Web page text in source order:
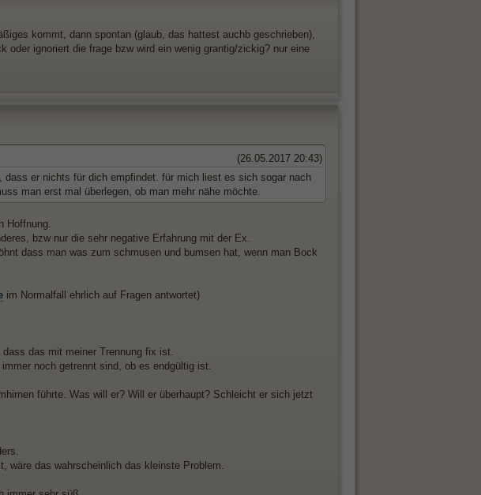
kommt, dann spontan (glaub, das hattest auchb geschrieben),
oder ignoriert die frage bzw wird ein wenig grantig/zickig? nur eine
(26.05.2017 20:43)
er nichts für dich empfindet. für mich liest es sich sogar nach
man erst mal überlegen, ob man mehr nähe möchte.
Hoffnung.
bzw nur die sehr negative Erfahrung mit der Ex.
dass man was zum schmusen und bumsen hat, wenn man Bock
im Normalfall ehrlich auf Fragen antwortet)
das mit meiner Trennung fix ist.
noch getrennt sind, ob es endgültig ist.
führte. Was will er? Will er überhaupt? Schleicht er sich jetzt
wäre das wahrscheinlich das kleinste Problem.